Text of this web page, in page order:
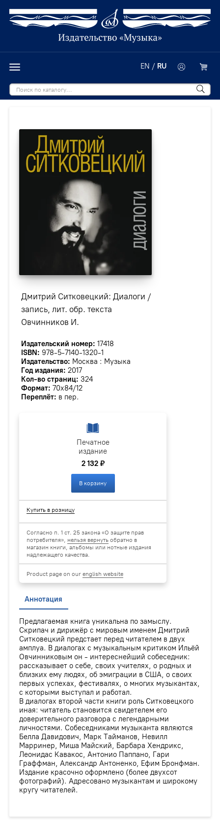
EN / RU
Дмитрий Ситковецкий: Диалоги /
запись, лит. обр. текста
Овчинников И.
Издательский номер: 17418
ISBN: 978-5-7140-1320-1
Издательство: Москва : Музыка
Год издания: 2017
Кол-во страниц: 324
Формат: 70х84/12
Переплёт: в пер.
Печатное
издание
2 132 ₽
В корзину
Купить в розницу
Согласно п. 1 ст. 25 закона «О защите прав
потребителя», нельзя вернуть обратно в
магазин книги, альбомы или нотные издания
надлежащего качества.
Product page on ourenglish website
Аннотация
Предлагаемая книга уникальна по замыслу.
Скрипач и дирижёр с мировым именем Дмитрий
Ситковецкий предстает перед читателем в двух
амплуа. В диалогах с музыкальным критиком Ильёй
Овчинниковым он - интереснейший собеседник:
рассказывает о себе, своих учителях, о родных и
близких ему людях, об эмиграции в США, о своих
первых успехах, фестивалях, о многих музыкантах,
с которыми выступал и работал.
В диалогах второй части книги роль Ситковецкого
иная: читатель становится свидетелем его
доверительного разговора с легендарными
личностями. Собеседниками музыканта являются
Белла Давидович, Марк Тайманов, Невилл
Марринер, Миша Майский, Барбара Хендрикс,
Леонидас Кавакос, Антонио Паппано, Гари
Граффман, Александр Антоненко, Ефим Бронфман.
Издание красочно оформлено (более двухсот
фотографий). Адресовано музыкантам и широкому
кругу читателей.